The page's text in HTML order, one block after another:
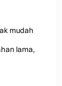
mudah
lama,